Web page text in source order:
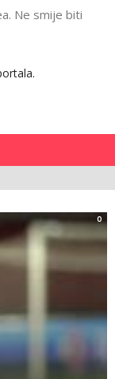
Ne smije biti
0